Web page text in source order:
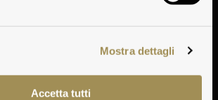
Mostra dettagli
Accetta tutti